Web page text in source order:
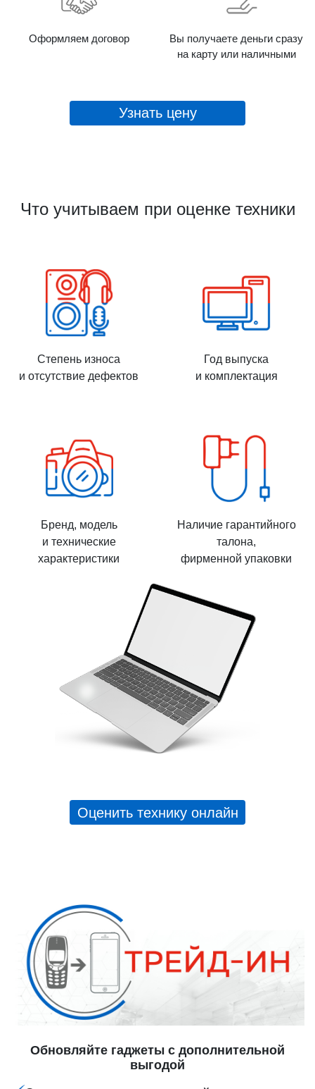
Оформляем договор
Вы получаете деньги сразу
на карту или наличными
Узнать цену
Что учитываем при оценке техники
Степень износа
и отсутствие дефектов
Год выпуска
и комплектация
Бренд, модель
и технические
характеристики
Наличие гарантийного
талона,
фирменной упаковки
Оценить технику онлайн
Обновляйте гаджеты с дополнительной
выгодой